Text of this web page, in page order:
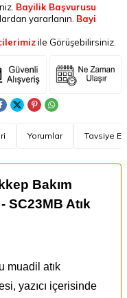
Bayilik Başvurusu
yararlanın. Bayi
ile Görüşebilirsiniz.
Yorumlar Tavsiye Et
Bakım
SC23MB Atık
muadil atık
yazıcı içerisinde